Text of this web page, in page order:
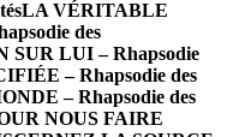
LA VÉRITABLE
des
LUI – Rhapsodie
– Rhapsodie des
– Rhapsodie des
NOUS FAIRE